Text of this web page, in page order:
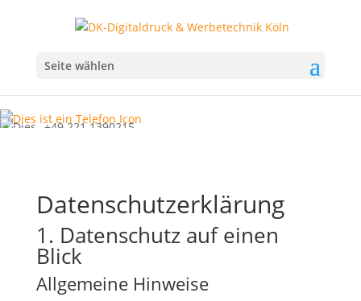
Seite wählen
+49 221 1390215
Datenschutzerklärung
1. Datenschutz auf einen
Blick
Allgemeine Hinweise